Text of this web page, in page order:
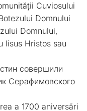
Cuviosului
Domnului
Domnului,
Iisus Hristos sau
совершили
Серафимовского
a 1700 aniversări